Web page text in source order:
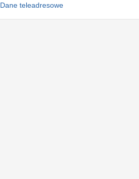
Dane teleadresowe